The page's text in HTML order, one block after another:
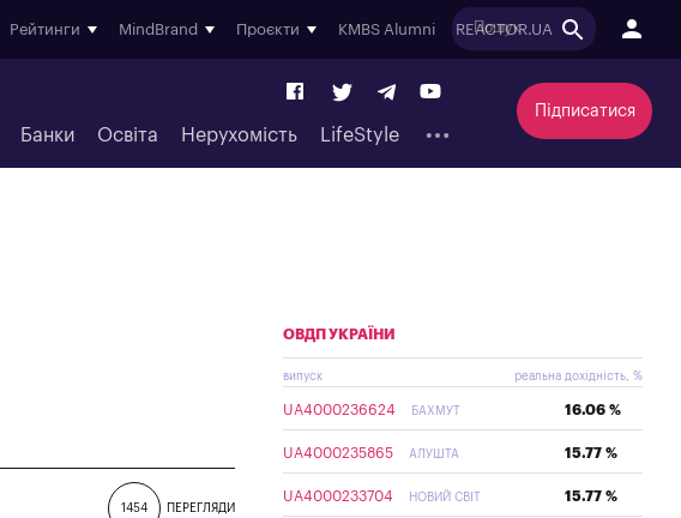
Рейтинги MindBrand Проєкти KMBS Alumni REACTOR.UA
Банки Освіта Нерухомість LifeStyle
Підписатися
1454 ПЕРЕГЛЯДИ
ОВДП УКРАЇНИ
випуск реальна дохідність, %
UA4000236624 БАХМУТ 16.06 %
UA4000235865 АЛУШТА 15.77 %
UA4000233704 НОВИЙ СВІТ 15.77 %